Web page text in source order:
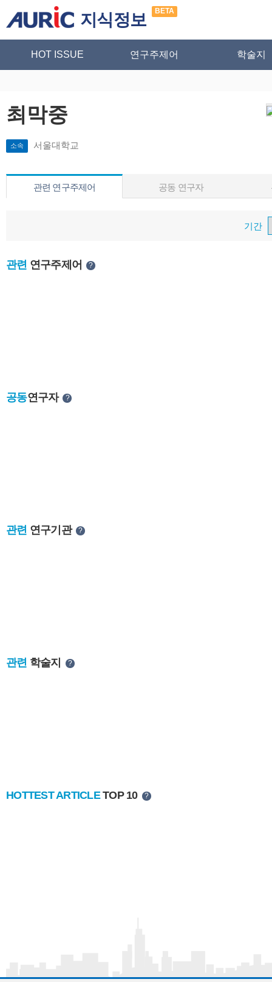
지식정보 BETA
HOT ISSUE 연구주제어 학술지
최막중
소속 서울대학교
관련 연구주제어 공동 연구자
기간
관련 연구주제어 ?
공동연구자 ?
관련 연구기관 ?
관련 학술지 ?
HOTTEST ARTICLETOP 10 ?